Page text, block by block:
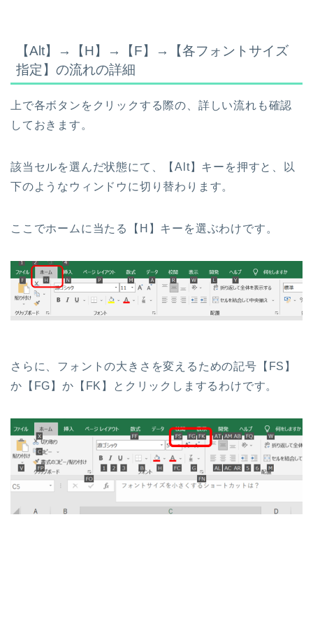
【Alt】→【H】→【F】→【各フォントサイズ
指定】の流れの詳細
上で各ボタンをクリックする際の、詳しい流れも確認
しておきます。
該当セルを選んだ状態にて、【Alt】キーを押すと、以
下のようなウィンドウに切り替わります。
ここでホームに当たる【H】キーを選ぶわけです。
さらに、フォントの大きさを変えるための記号【FS】
か【FG】か【FK】とクリックしまするわけです。